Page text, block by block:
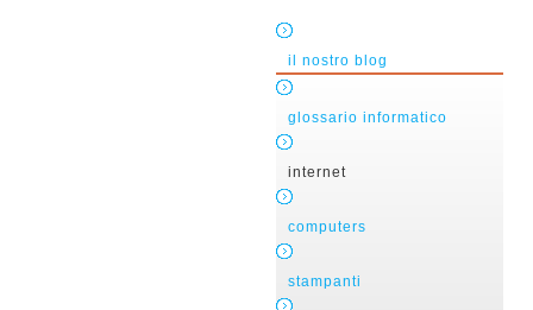
il nostro blog
glossario informatico
internet
computers
stampanti